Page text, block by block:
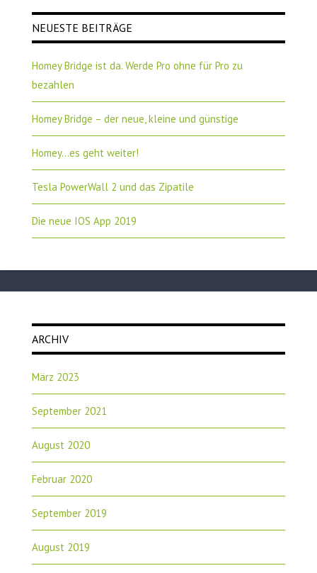
NEUESTE BEITRÄGE
Homey Bridge ist da. Werde Pro ohne für Pro zu
bezahlen
Homey Bridge – der neue, kleine und günstige
Homey…es geht weiter!
Tesla PowerWall 2 und das Zipatile
Die neue IOS App 2019
ARCHIV
März 2023
September 2021
August 2020
Februar 2020
September 2019
August 2019